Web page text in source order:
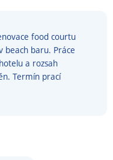
food courtu
beach baru. Práce
a rozsah
Termín prací